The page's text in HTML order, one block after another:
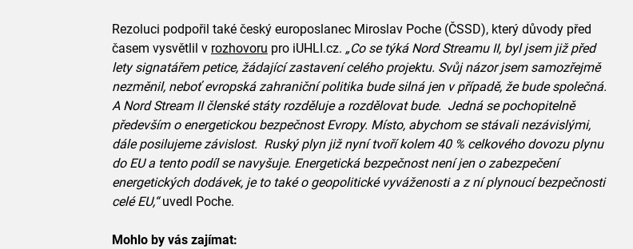
Rezoluci podpořil také český europoslanec Miroslav Poche (ČSSD), který důvody před
časem vysvětlil v rozhovoru pro iUHLI.cz. „Co se týká Nord Streamu II, byl jsem již před
lety signatářem petice, žádající zastavení celého projektu. Svůj názor jsem samozřejmě
nezměnil, neboť evropská zahraniční politika bude silná jen v případě, že bude společná.
A Nord Stream II členské státy rozděluje a rozdělovat bude. Jedná se pochopitelně
především o energetickou bezpečnost Evropy. Místo, abychom se stávali nezávislými,
dále posilujeme závislost. Ruský plyn již nyní tvoří kolem 40 % celkového dovozu plynu
do EU a tento podíl se navyšuje. Energetická bezpečnost není jen o zabezpečení
energetických dodávek, je to také o geopolitické vyváženosti a z ní plynoucí bezpečnosti
celé EU,“uvedl Poche.
Mohlo by vás zajímat: